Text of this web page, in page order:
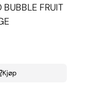
FRUIT
Kjøp